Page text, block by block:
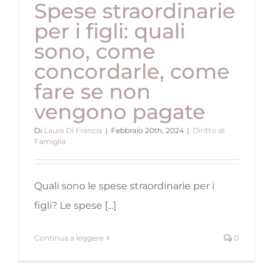
Spese straordinarie
per i figli: quali
sono, come
concordarle, come
fare se non
vengono pagate
Di Laura Di Francia | Febbraio 20th, 2024 | Diritto di
Famiglia
Quali sono le spese straordinarie per i
figli? Le spese [...]
Continua a leggere 0